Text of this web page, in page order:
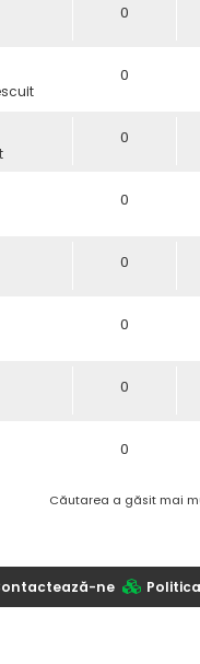
0
0
0
0
0
0
0
0
Căutarea a găsit mai
ne